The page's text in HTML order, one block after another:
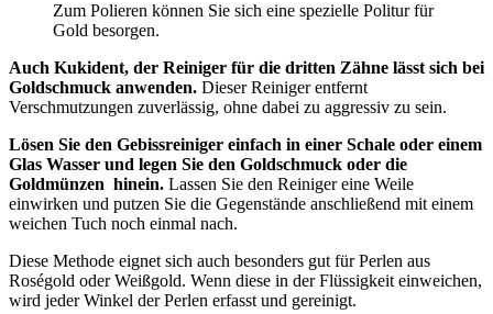
Zum Polieren können Sie sich eine spezielle Politur für
Gold besorgen.
Auch Kukident, der Reiniger für die dritten Zähne lässt sich bei
Goldschmuck anwenden. Dieser Reiniger entfernt
Verschmutzungen zuverlässig, ohne dabei zu aggressiv zu sein.
Lösen Sie den Gebissreiniger einfach in einer Schale oder einem
Glas Wasser und legen Sie den Goldschmuck oder die
Goldmünzen hinein. Lassen Sie den Reiniger eine Weile
einwirken und putzen Sie die Gegenstände anschließend mit einem
weichen Tuch noch einmal nach.
Diese Methode eignet sich auch besonders gut für Perlen aus
Roségold oder Weißgold. Wenn diese in der Flüssigkeit einweichen,
wird jeder Winkel der Perlen erfasst und gereinigt.